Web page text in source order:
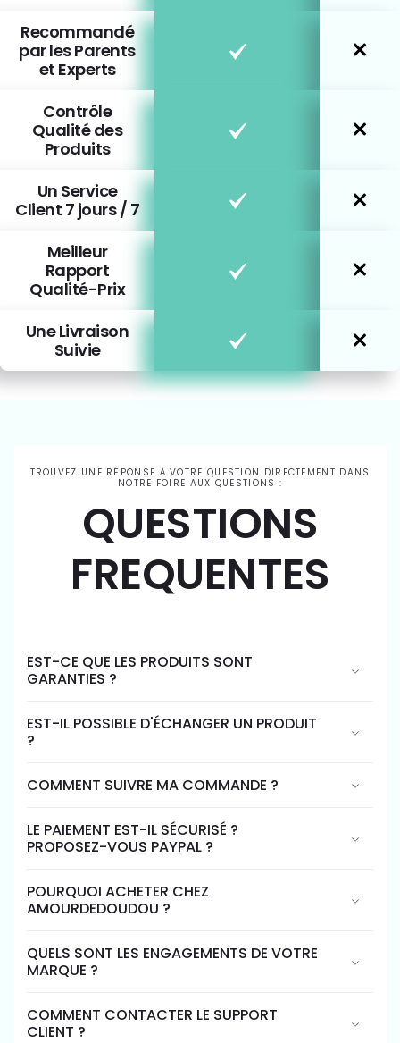
Recommandé
par les Parents
et Experts
Contrôle
Qualité des
Produits
Un Service
Client 7 jours / 7
Meilleur
Rapport
Qualité-Prix
Une Livraison
Suivie
TROUVEZ UNE RÉPONSE À VOTRE QUESTION DIRECTEMENT DANS
NOTRE FOIRE AUX QUESTIONS :
QUESTIONS
FREQUENTES
EST-CE QUE LES PRODUITS SONT
GARANTIES ?
EST-IL POSSIBLE D'ÉCHANGER UN PRODUIT
?
COMMENT SUIVRE MA COMMANDE ?
LE PAIEMENT EST-IL SÉCURISÉ ?
PROPOSEZ-VOUS PAYPAL ?
POURQUOI ACHETER CHEZ
AMOURDEDOUDOU ?
QUELS SONT LES ENGAGEMENTS DE VOTRE
MARQUE ?
COMMENT CONTACTER LE SUPPORT
CLIENT ?